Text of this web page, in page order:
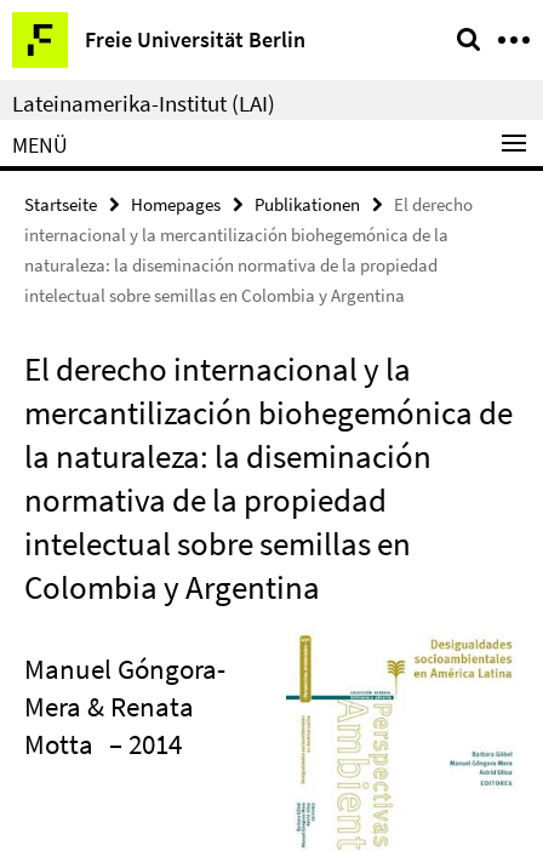
Springe
direkt
zu
Inhalt
Freie Universität Berlin
Service-
Navigation
Lateinamerika-Institut (LAI)
MENÜ
Startseite Homepages Publikationen
El derecho
internacional y la mercantilización biohegemónica de la
naturaleza: la diseminación normativa de la propiedad
intelectual sobre semillas en Colombia y Argentina
El derecho internacional y la
mercantilización biohegemónica de
la naturaleza: la diseminación
normativa de la propiedad
intelectual sobre semillas en
Colombia y Argentina
Manuel Góngora-
Mera & Renata
Motta – 2014